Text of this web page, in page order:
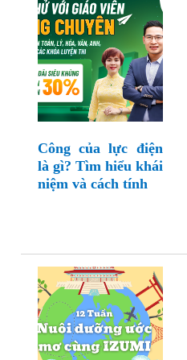
Công của lực điện
là gì? Tìm hiểu khái
niệm và cách tính